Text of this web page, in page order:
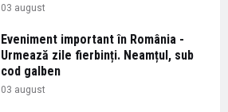
03 august
Eveniment important în România -
Urmează zile fierbinți. Neamțul, sub
cod galben
03 august